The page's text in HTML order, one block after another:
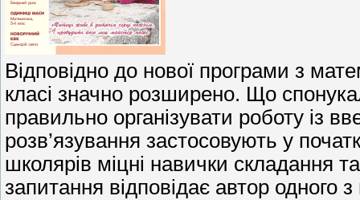
Відповідно до нової програми з
класі значно розширено. Що
правильно організувати роботу із
розв’язування застосовують у
школярів міцні навички складання
запитання відповідає автор одного з